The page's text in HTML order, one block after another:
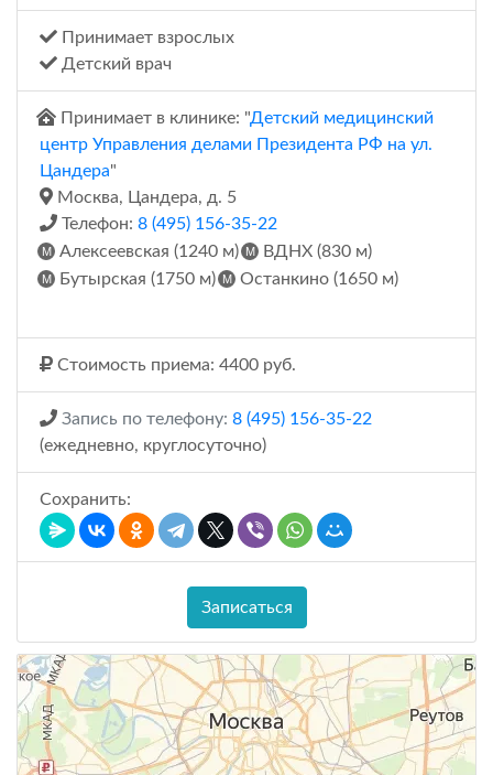
Принимает взрослых
Детский врач
Принимает в клинике: "Детский медицинский
центр Управления делами Президента РФ на ул.
Цандера"
Москва, Цандера, д. 5
Телефон: 8 (495) 156-35-22
Алексеевская (1240 м)
ВДНХ (830 м)
Бутырская (1750 м)
Останкино (1650 м)
Стоимость приема: 4400 руб.
Запись по телефону: 8 (495) 156-35-22
(ежедневно, круглосуточно)
Сохранить:
Записаться